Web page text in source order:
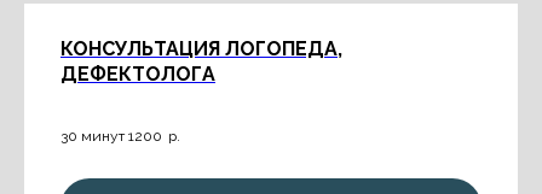
КОНСУЛЬТАЦИЯ ЛОГОПЕДА,
ДЕФЕКТОЛОГА
30 минут 1200 р.